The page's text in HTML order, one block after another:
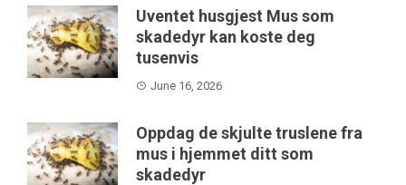
Uventet husgjest Mus som
skadedyr kan koste deg
tusenvis
June 16, 2026
Oppdag de skjulte truslene fra
mus i hjemmet ditt som
skadedyr